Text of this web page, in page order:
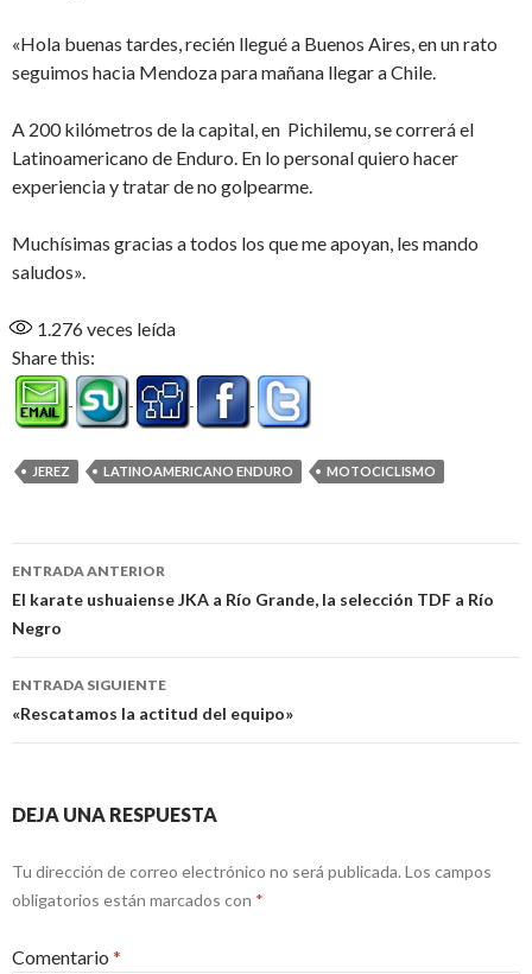
«Hola buenas tardes, recién llegué a Buenos Aires, en un rato
seguimos hacia Mendoza para mañana llegar a Chile.
A 200 kilómetros de la capital, en Pichilemu, se correrá el
Latinoamericano de Enduro. En lo personal quiero hacer
experiencia y tratar de no golpearme.
Muchísimas gracias a todos los que me apoyan, les mando
saludos».
1.276veces leída
Share this:
JEREZ LATINOAMERICANO ENDURO MOTOCICLISMO
Navegación
de
entradas
ENTRADA ANTERIOR
El karate ushuaiense JKA a Río Grande, la selección TDF a Río
Negro
ENTRADA SIGUIENTE
«Rescatamos la actitud del equipo»
DEJA UNA RESPUESTA
Tu dirección de correo electrónico no será publicada.Los campos
obligatorios están marcados con *
Comentario *